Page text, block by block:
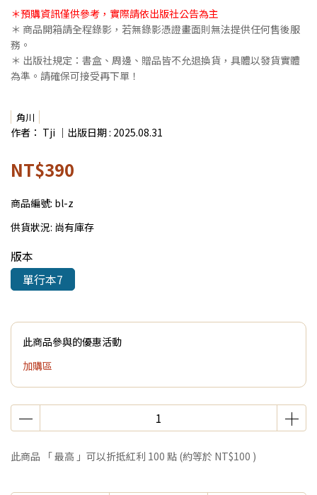
＊預購資訊僅供參考，實際請依出版社公告為主
＊ 商品開箱請全程錄影，若無錄影憑證畫面則無法提供任何售後服
務。
＊ 出版社規定：書盒、周邊、贈品皆不允退換貨，具體以發貨實體
為準。請確保可接受再下單！
角川
作者： Tji ｜出版日期 : 2025.08.31
NT$390
商品編號: bl-z
供貨狀況: 尚有庫存
版本
單行本7
此商品參與的優惠活動
加購區
此商品 「 最高 」可以折抵紅利 100 點 (約等於 NT$100 )